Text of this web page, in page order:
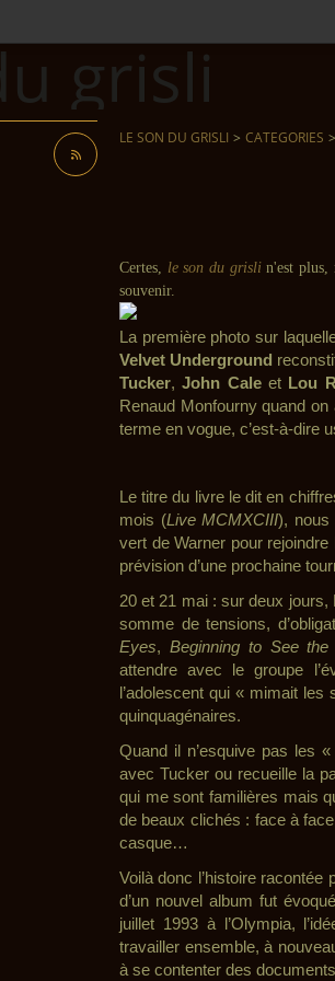
LE SON DU GRISLI > CATEGORIES >
Certes, le son du grislin'est plus,
souvenir.
La première photo sur
Velvet Underground
Tucker,John Caleet Lou
Renaud Monfourny quand on
terme en vogue, c’est-à-dire
Le titre du livre le dit en
mois (Live MCMXCIII), nous
vert de Warner pour rejoindre
prévision d’une prochaine
20 et 21 mai : sur deux jours,
somme de tensions,
Eyes, Beginning to See the
attendre avec le groupe
l’adolescent qui « mimait les
quinquagénaires.
Quand il n’esquive pas les
avec Tucker ou recueille la
qui me sont familières mais
de beaux clichés : face à
casque…
Voilà donc l’histoire racontée
d’un nouvel album fut
juillet 1993 à l’Olympia,
travailler ensemble, à
à se contenter des